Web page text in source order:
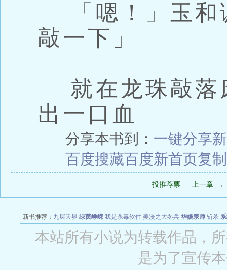
「嗯！」玉和
敲一下」
就在龙珠敲落
出一口血
分享本书到： 一键分享
百度搜藏百度新首页复
投推荐票 上一章 ←
新书推荐： 九层天界 绿茵峥嵘 我是杀毒软件 美漫之大冬兵 华娱宗师 斩杀
战争天堂 混元道纪 教练万岁 都市全能巨星 绝对交易 全职武神 位面复
本站所有小说为转载作品，
是为了宣传